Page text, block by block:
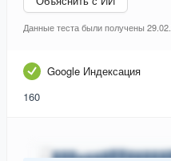
Данные теста были получены
Google Индексация
160